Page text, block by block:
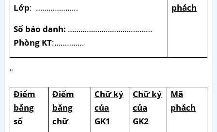
Lớp: ………………..
Số báo danh: …………………………….……
Phòng KT:…………..
phách
"
Điểm
bằng
số
Điểm
bằng
chữ
Chữ ký
của
GK1
Chữ ký
của
GK2
Mã
phách